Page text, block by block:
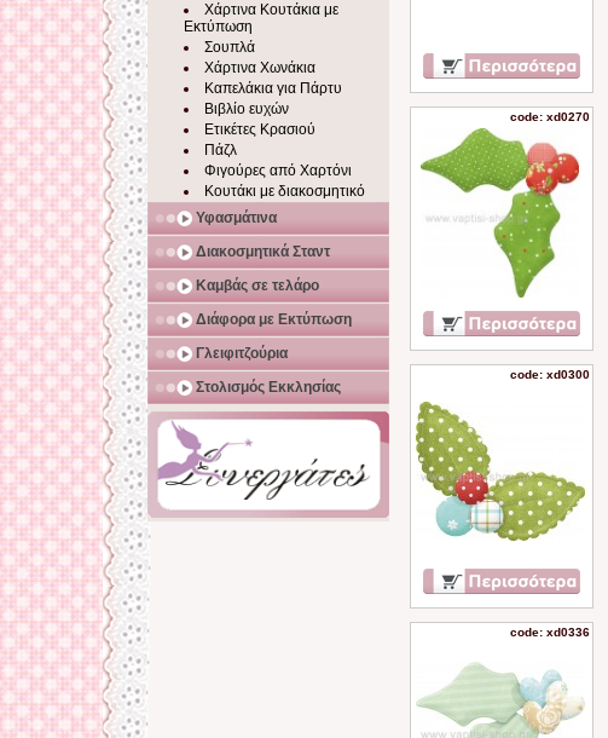
Χάρτινα Κουτάκια με
Εκτύπωση
Σουπλά
Χάρτινα Χωνάκια
Καπελάκια για Πάρτυ
Βιβλίο ευχών
Ετικέτες Κρασιού
Πάζλ
Φιγούρες από Χαρτόνι
Κουτάκι με διακοσμητικό
Υφασμάτινα
Διακοσμητικά Σταντ
Καμβάς σε τελάρο
Διάφορα με Εκτύπωση
Γλειφιτζούρια
Στολισμός Εκκλησίας
code: xd0270
code: xd0300
code: xd0336